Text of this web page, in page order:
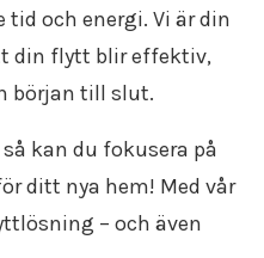
tid och energi. Vi är din
din flytt blir effektiv,
början till slut.
kan du fokusera på
ditt nya hem! Med vår
– och även